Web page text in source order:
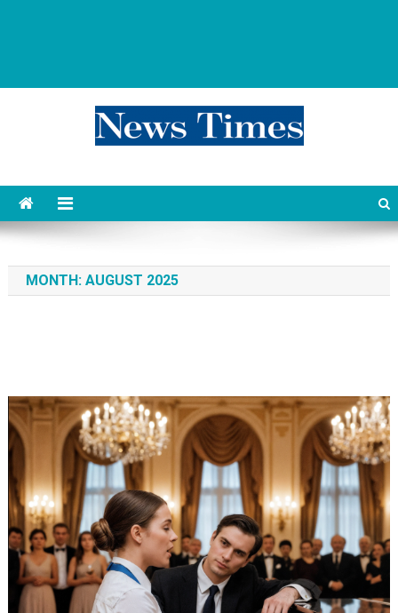
MONTH: AUGUST 2025